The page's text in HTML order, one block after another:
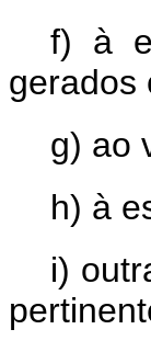
f) à
gerados
g) ao
h) à
i)